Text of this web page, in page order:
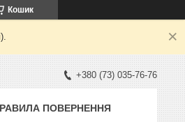
Кошик
+380 (73) 035-76-76
ПОВЕРНЕННЯ